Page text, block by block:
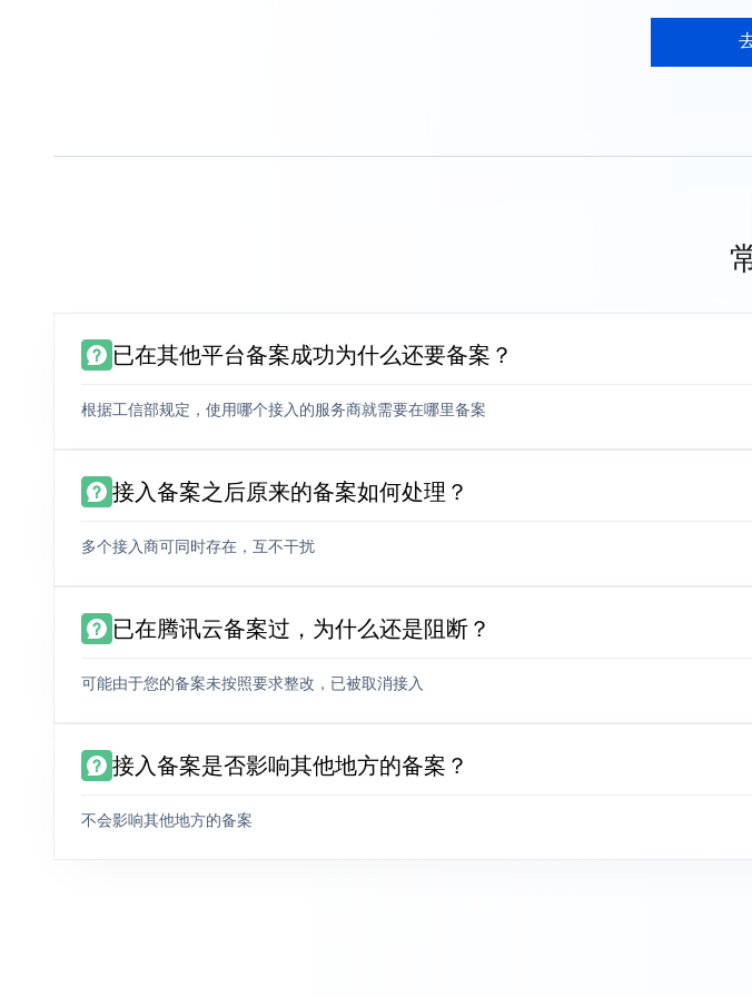
已在其他平台备案成功为什么还要备案？
根据工信部规定，使用哪个接入的服务商就需要在哪里备案
接入备案之后原来的备案如何处理？
多个接入商可同时存在，互不干扰
已在腾讯云备案过，为什么还是阻断？
可能由于您的备案未按照要求整改，已被取消接入
接入备案是否影响其他地方的备案？
不会影响其他地方的备案